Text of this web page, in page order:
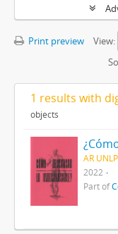
Print preview
View:
1 results with
objects
AR
2022
Part of